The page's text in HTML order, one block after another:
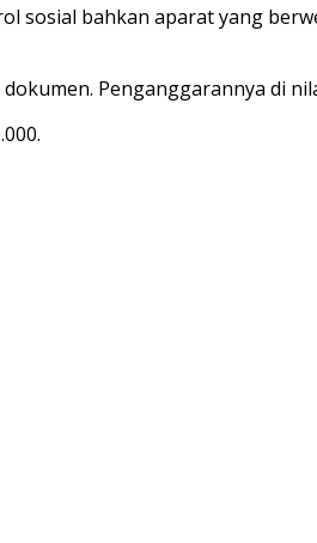
bahkan aparat yang
Penganggarannya di